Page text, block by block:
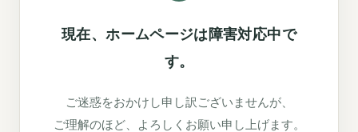
現在、ホームページは障害対応中で
す。
ご迷惑をおかけし申し訳ございませんが、
ご理解のほど、よろしくお願い申し上げます。